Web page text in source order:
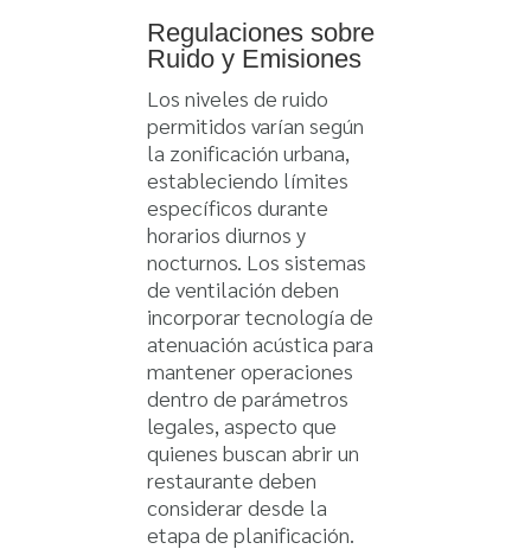
Regulaciones sobre
Ruido y Emisiones
Los niveles de ruido
permitidos varían según
la zonificación urbana,
estableciendo límites
específicos durante
horarios diurnos y
nocturnos. Los sistemas
de ventilación deben
incorporar tecnología de
atenuación acústica para
mantener operaciones
dentro de parámetros
legales, aspecto que
quienes buscan abrir un
restaurante deben
considerar desde la
etapa de planificación.